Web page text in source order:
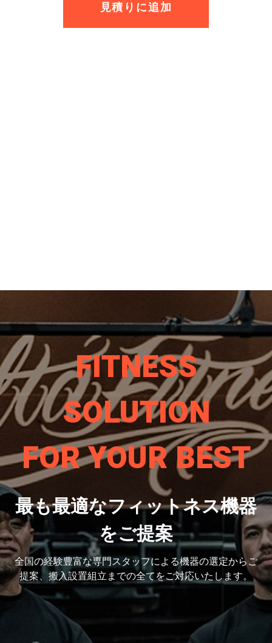
FITNESS
SOLUTION
FOR YOUR BEST
最も最適なフィットネス機器
をご提案
全国の経験豊富な専門スタッフによる機器の選定からご
提案、搬入設置組立までの全てをご対応いたします。